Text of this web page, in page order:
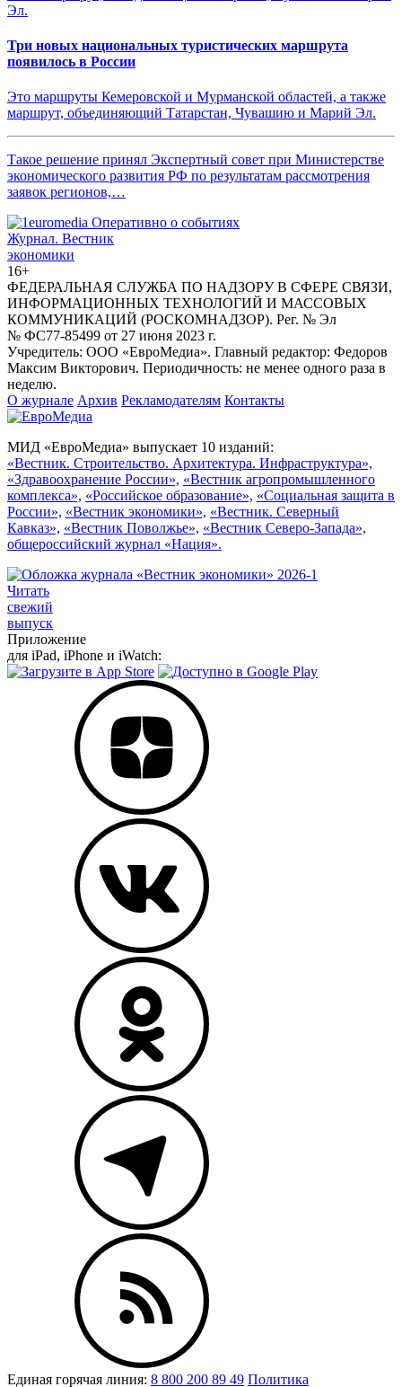
Три новых национальных туристических маршрута
появилось в России
Это маршруты Кемеровской и Мурманской областей, а также
маршрут, объединяющий Татарстан, Чувашию и Марий Эл.
Такое решение принял Экспертный совет при Министерстве
экономического развития РФ по результатам рассмотрения
заявок регионов,…
Журнал. Вестник
экономики
16+
ФЕДЕРАЛЬНАЯ СЛУЖБА ПО НАДЗОРУ В СФЕРЕ СВЯЗИ,
ИНФОРМАЦИОННЫХ ТЕХНОЛОГИЙ И МАССОВЫХ
КОММУНИКАЦИЙ (РОСКОМНАДЗОР). Рег. № Эл
№ ФС77-85499 от 27 июня 2023 г.
Учредитель: ООО «ЕвроМедиа». Главный редактор: Федоров
Максим Викторович. Периодичность: не менее одного раза в
неделю.
О журнале Архив Рекламодателям Контакты
МИД «ЕвроМедиа» выпускает 10 изданий:
«Вестник. Строительство. Архитектура. Инфраструктура»,
«Здравоохранение России», «Вестник агропромышленного
комплекса», «Российское образование», «Социальная защита в
России», «Вестник экономики», «Вестник. Северный
Кавказ», «Вестник Поволжье», «Вестник Северо-Запада»,
общероссийский журнал «Нация».
Читать
свежий
выпуск
Приложение
для iPad, iPhone и iWatch:
Единая горячая линия: 8 800 200 89 49 Политика